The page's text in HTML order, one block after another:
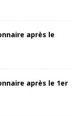
après le
après le 1er